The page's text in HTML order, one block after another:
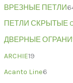
ВРЕЗНЫЕ ПЕТЛИ
ПЕТЛИ СКРЫТЫЕ
ДВЕРНЫЕ
ARCHIE19
Acanto Line6